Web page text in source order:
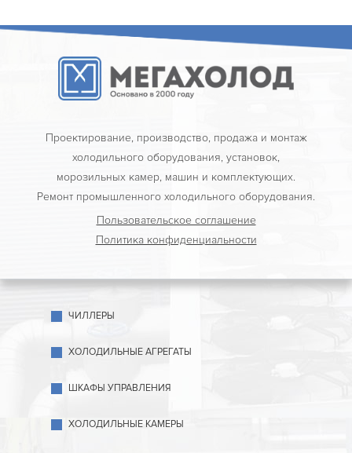
Проектирование, производство, продажа и монтаж
холодильного оборудования, установок,
морозильных камер, машин и комплектующих.
Ремонт промышленного холодильного оборудования.
Пользовательское соглашение
Политика конфиденциальности
ЧИЛЛЕРЫ
ХОЛОДИЛЬНЫЕ АГРЕГАТЫ
ШКАФЫ УПРАВЛЕНИЯ
ХОЛОДИЛЬНЫЕ КАМЕРЫ